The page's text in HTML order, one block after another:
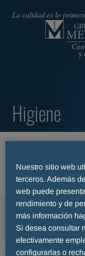
La calidad es lo
Higiene
MENU
Nuestro sitio web
terceros. Además
web puede
rendimiento y de
más información
Si desea consultar
efectivamente
configurarlas o